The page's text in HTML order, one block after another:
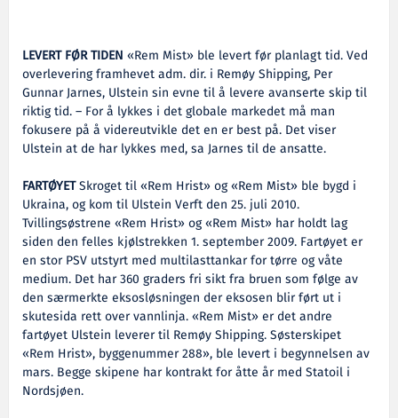
LEVERT FØR TIDEN «Rem Mist» ble levert før planlagt tid. Ved
overlevering framhevet adm. dir. i Remøy Shipping, Per
Gunnar Jarnes, Ulstein sin evne til å levere avanserte skip til
riktig tid. – For å lykkes i det globale markedet må man
fokusere på å videreutvikle det en er best på. Det viser
Ulstein at de har lykkes med, sa Jarnes til de ansatte.
FARTØYETSkroget til «Rem Hrist» og «Rem Mist» ble bygd i
Ukraina, og kom til Ulstein Verft den 25. juli 2010.
Tvillingsøstrene «Rem Hrist» og «Rem Mist» har holdt lag
siden den felles kjølstrekken 1. september 2009. Fartøyet er
en stor PSV utstyrt med multilasttankar for tørre og våte
medium. Det har 360 graders fri sikt fra bruen som følge av
den særmerkte eksosløsningen der eksosen blir ført ut i
skutesida rett over vannlinja. «Rem Mist» er det andre
fartøyet Ulstein leverer til Remøy Shipping. Søsterskipet
«Rem Hrist», byggenummer 288», ble levert i begynnelsen av
mars. Begge skipene har kontrakt for åtte år med Statoil i
Nordsjøen.